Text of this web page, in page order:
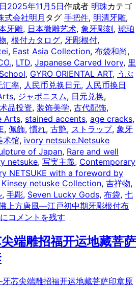
2025年11月5日作成者 明珠カテゴ
式会社明月 タグ 手把件, 明清牙雕,
牙雕, 日本微雕艺术, 象牙彫刻, 琥珀
, 根付カタログ, 牙彫根付,
, East Asia Collection, 布袋和尚,
, LTD, Japanese Carved Ivory, 里
, GYRO ORIENTAL ART, うぶ
汇率, 人民币兑换日元, 人民币换日
, ジャポニスム, 日元兑换,
品投资, 装饰美学, 古代配饰,
Arts, stained accents, age cracks,
, 佩飾,慣れ, 古艶, ストラップ, 象牙
术馆, ivory netsuke.Netsuke
of Japan, Rare and well
netsuke, 写実主義, Contemporary
NETSUKE with a foreword by
netuske Collection, 吉祥物,
, 毛彫, Seven Lucky Gods, 布袋, 七
上方唐風—江戸初中期牙彫根付布
コメントを残す
端雕招福开运地藏菩萨
芯尖端雕招福开运地藏菩萨印章原